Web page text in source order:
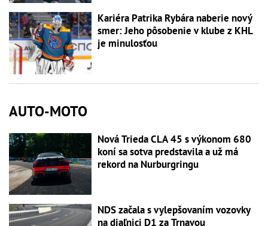
Kariéra Patrika Rybára naberie nový
smer: Jeho pôsobenie v klube z KHL
je minulosťou
AUTO-MOTO
Nová Trieda CLA 45 s výkonom 680
koní sa sotva predstavila a už má
rekord na Nurburgringu
NDS začala s vylepšovaním vozovky
na diaľnici D1 za Trnavou